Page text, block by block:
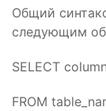
Общий
следующим
SELECT
FROM